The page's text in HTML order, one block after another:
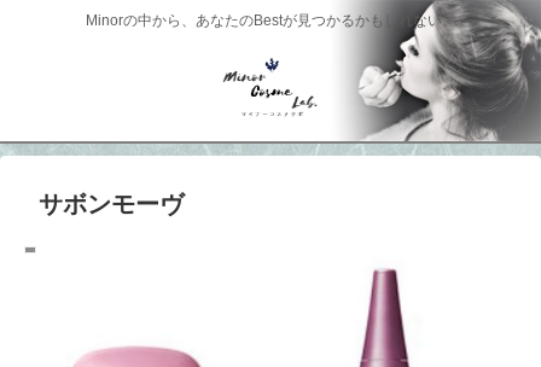
Minorの中から、あなたのBestが見つかるかもしれない。
サボンモーヴ